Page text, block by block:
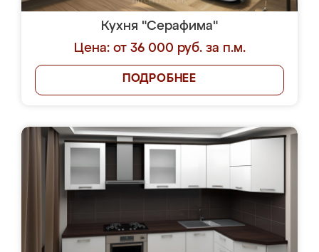
Кухня "Серафима"
Цена: от 36 000 руб. за п.м.
ПОДРОБНЕЕ